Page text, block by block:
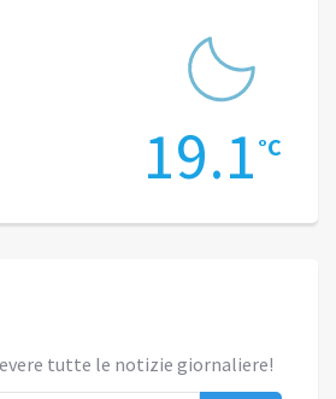
15.5 °C
tutte le notizie giornaliere!